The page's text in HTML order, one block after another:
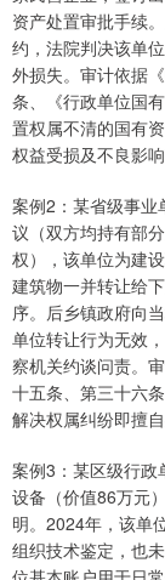
资产处置审批手续
约，法院判决该单
外损失。审计依据
条、《行政单位国
置权属不清的国有
权益受损及不良影响
案例2：某省级事业
议（双方均持有部
权），该单位为建
建筑物一并转让给
序。后乡镇政府向
单位转让行为无效
察机关约谈问责。
十五条、第三十六
解决权属纠纷即擅
案例3：某区级行政
设备（价值86万元
明。2024年，该单
组织技术鉴定，也